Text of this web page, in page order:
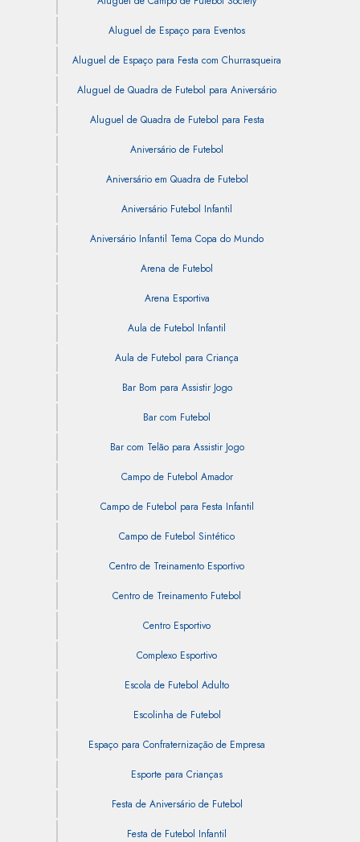
Aluguel de Espaço para Eventos
Aluguel de Espaço para Festa com Churrasqueira
Aluguel de Quadra de Futebol para Aniversário
Aluguel de Quadra de Futebol para Festa
Aniversário de Futebol
Aniversário em Quadra de Futebol
Aniversário Futebol Infantil
Aniversário Infantil Tema Copa do Mundo
Arena de Futebol
Arena Esportiva
Aula de Futebol Infantil
Aula de Futebol para Criança
Bar Bom para Assistir Jogo
Bar com Futebol
Bar com Telão para Assistir Jogo
Campo de Futebol Amador
Campo de Futebol para Festa Infantil
Campo de Futebol Sintético
Centro de Treinamento Esportivo
Centro de Treinamento Futebol
Centro Esportivo
Complexo Esportivo
Escola de Futebol Adulto
Escolinha de Futebol
Espaço para Confraternização de Empresa
Esporte para Crianças
Festa de Aniversário de Futebol
Festa de Futebol Infantil